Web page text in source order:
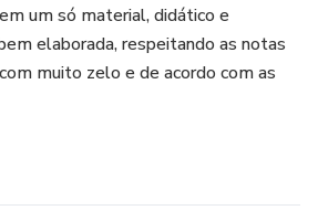
um só material, didático e
elaborada, respeitando as notas
muito zelo e de acordo com as